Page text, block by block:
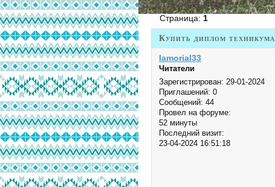
Купить диплом техникума
Страница: 1
Iamorial33
Читатели
Зарегистрирован: 29-01-2024
Приглашений: 0
Сообщений: 44
Провел на форуме:
52 минуты
Последний визит:
23-04-2024 16:51:18